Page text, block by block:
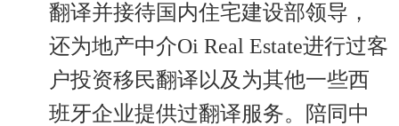
翻译并接待国内住宅建设部领导，
还为地产中介Oi Real Estate进行过客
户投资移民翻译以及为其他一些西
班牙企业提供过翻译服务。陪同中